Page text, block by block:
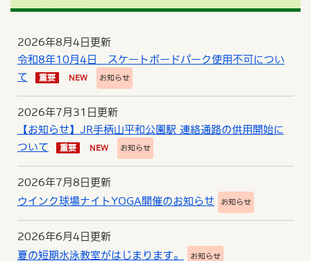
2026年8月4日更新
令和8年10月4日 スケートボードパーク使用不可につい
て
重要 NEW お知らせ
2026年7月31日更新
【お知らせ】JR手柄山平和公園駅 連絡通路の供用開始に
ついて
重要 NEW お知らせ
2026年7月8日更新
ウインク球場ナイトYOGA開催のお知らせ
お知らせ
2026年6月4日更新
夏の短期水泳教室がはじまります。
お知らせ